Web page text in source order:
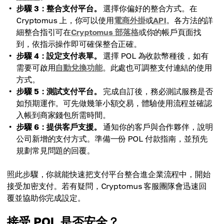
步驟 3：整合支付平台。
選擇你偏好的整合方式。在
Cryptomus 上，你可以使用電商外掛或API。各方法的詳
細整合指引可在Cryptomus 部落格或你的帳戶頁面找
到，依指示操作即可確保整合正確。
步驟 4：設定支付表單。
選擇 POL 為收款幣種後，如有
需要可啟用自動兌換功能。此處也可調整支付連結的使用
方式。
步驟 5：測試支付平台。
完成自訂後，務必測試服務是否
如預期運作。可先做幾筆小額交易，體驗使用流程並確認
入帳到商家錢包所需時間。
步驟 6：提供客戶支援。
通知你的客戶與合作夥伴，說明
公司新增的支付方式。準備一份 POL 付款指南，並預先
規劃常見問題的回覆。
照此步驟，你就能快速把支付平台整合進企業流程中，開始
接受加密支付。若有疑問，Cryptomus 客服團隊會迅速回
覆並協助你完成設定。